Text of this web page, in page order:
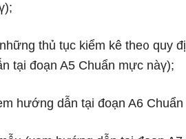
thủ tục kiểm kê the᧐ quy
tại đoạn A5 Chuẩn mực nàү);
hướng dẫn tại đoạn A6 Chuẩn